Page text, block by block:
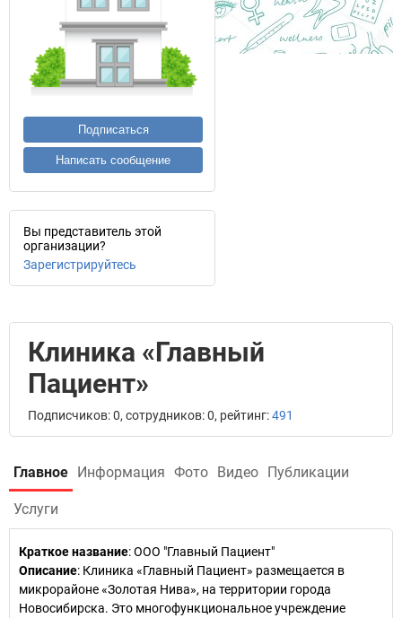
Подписаться
Написать сообщение
Вы представитель этой
организации?
Зарегистрируйтесь
Клиника «Главный
Пациент»
Подписчиков: 0, сотрудников: 0, рейтинг:491
Главное Информация Фото Видео Публикации
Услуги
Краткое название:ООО "Главный Пациент"
Описание: Клиника «Главный Пациент» размещается в
микрорайоне «Золотая Нива», на территории города
Новосибирска. Это многофункциональное учреждение